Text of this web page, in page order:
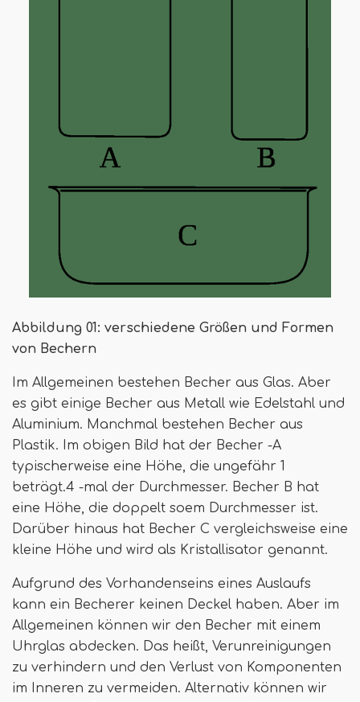
Abbildung 01: verschiedene Größen und Formen
von Bechern
Im Allgemeinen bestehen Becher aus Glas. Aber
es gibt einige Becher aus Metall wie Edelstahl und
Aluminium. Manchmal bestehen Becher aus
Plastik. Im obigen Bild hat der Becher -A
typischerweise eine Höhe, die ungefähr 1
beträgt.4 -mal der Durchmesser. Becher B hat
eine Höhe, die doppelt soem Durchmesser ist.
Darüber hinaus hat Becher C vergleichsweise eine
kleine Höhe und wird als Kristallisator genannt.
Aufgrund des Vorhandenseins eines Auslaufs
kann ein Becherer keinen Deckel haben. Aber im
Allgemeinen können wir den Becher mit einem
Uhrglas abdecken. Das heißt, Verunreinigungen
zu verhindern und den Verlust von Komponenten
im Inneren zu vermeiden. Alternativ können wir